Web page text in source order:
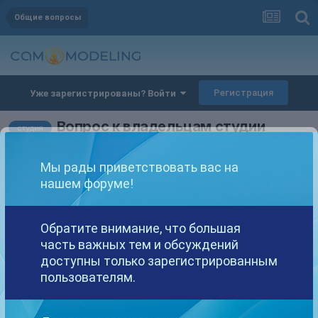
Общие вопросы
Уже зарегистрированы? Войти Регистрация
студия Вопрос к владельцам студии
27 октября, 2022
вебкам рекомендации в работе webcam
NetWorkKrd
Опубликовано
Доброго времени суток всем гостям и пользователям форума!
Мы молодая студия в городе Краснодаре и у нас есть вопрос к
Как вы привлекали моделей и рекрутеров в свою студию? И
Мы рады приветствовать вас на
нашем форуме!
Обратите внимание, что большая
часть важных тем и обсуждений
доступны только зарегистрированным
пользователям.